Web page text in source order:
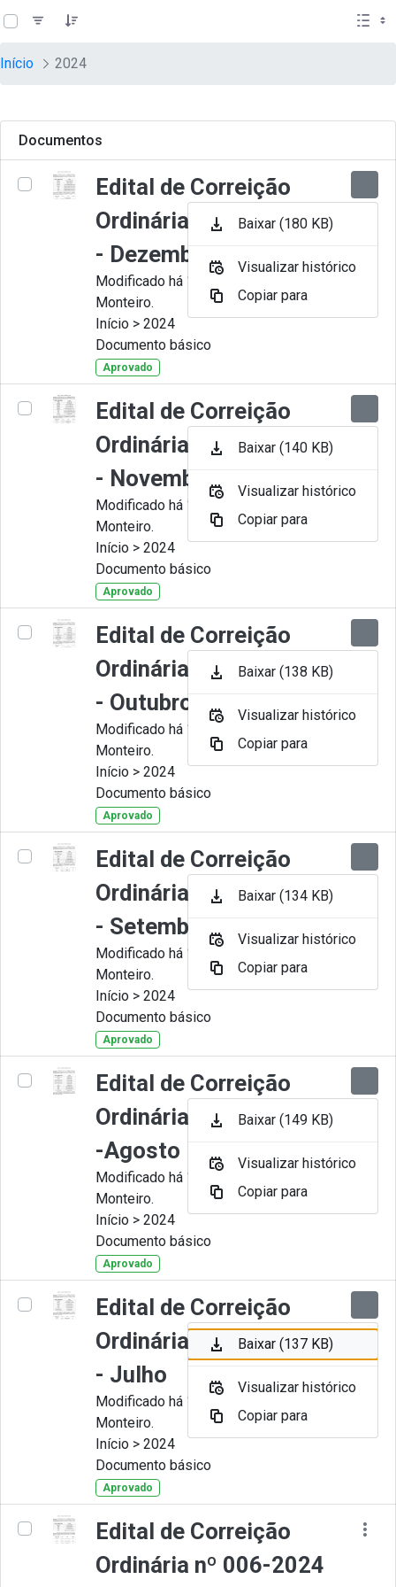
Pular para o Conteúdo principal
teste descricao
Início 2024
Documentos
Edital de Correição
Ordinária nº 012-2024
- Dezembro
Modificado há 11 Meses por Juliana
Monteiro.
Início > 2024
Documento básico
Aprovado
Edital de Correição
Ordinária nº 011-2024
- Novembro
Modificado há 11 Meses por Juliana
Monteiro.
Início > 2024
Documento básico
Aprovado
Edital de Correição
Ordinária nº 010-2024
- Outubro.
Modificado há 11 Meses por Juliana
Monteiro.
Início > 2024
Documento básico
Aprovado
Edital de Correição
Ordinária nº 009-2024
- Setembro
Modificado há 11 Meses por Juliana
Monteiro.
Início > 2024
Documento básico
Aprovado
Edital de Correição
Ordinária nº 008-2024
-Agosto
Modificado há 11 Meses por Juliana
Monteiro.
Início > 2024
Documento básico
Aprovado
Edital de Correição
Ordinária nº 007-2024
- Julho
Modificado há 11 Meses por Juliana
Monteiro.
Início > 2024
Documento básico
Aprovado
Edital de Correição
Ordinária nº 006-2024
Baixar (180 KB)
Visualizar histórico
Copiar para
Baixar (140 KB)
Visualizar histórico
Copiar para
Baixar (138 KB)
Visualizar histórico
Copiar para
Baixar (134 KB)
Visualizar histórico
Copiar para
Baixar (149 KB)
Visualizar histórico
Copiar para
Baixar (137 KB)
Visualizar histórico
Copiar para